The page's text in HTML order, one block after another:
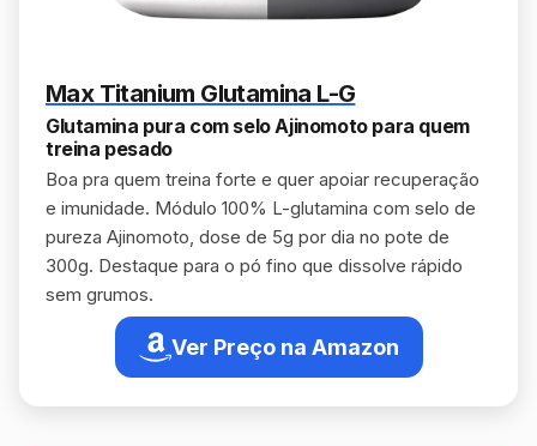
Max Titanium Glutamina L-G
Glutamina pura com selo Ajinomoto para quem
treina pesado
Boa pra quem treina forte e quer apoiar recuperação
e imunidade. Módulo 100% L-glutamina com selo de
pureza Ajinomoto, dose de 5g por dia no pote de
300g. Destaque para o pó fino que dissolve rápido
sem grumos.
Ver Preço na Amazon